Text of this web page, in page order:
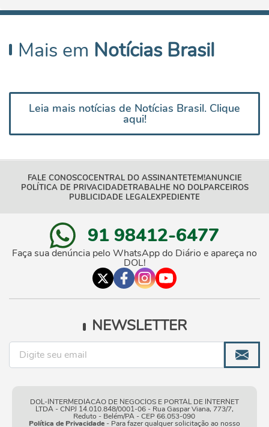
Mais em Notícias Brasil
Leia mais notícias de Notícias Brasil. Clique
aqui!
FALE CONOSCOCENTRAL DO ASSINANTETEM!ANUNCIE
POLÍTICA DE PRIVACIDADETRABALHE NO DOLPARCEIROS
PUBLICIDADE LEGALEXPEDIENTE
91 98412-6477
Faça sua denúncia pelo WhatsApp do Diário e apareça no
DOL!
NEWSLETTER
DOL-INTERMEDIACAO DE NEGOCIOS E PORTAL DE INTERNET
LTDA - CNPJ 14.010.848/0001-06 - Rua Gaspar Viana, 773/7,
Reduto - Belém/PA - CEP 66.053-090
Política de Privacidade- Para fazer qualquer solicitação ao nosso